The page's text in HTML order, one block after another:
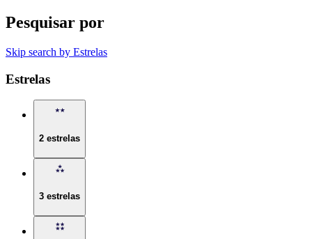
Pesquisar por
Skip search by Estrelas
Estrelas
2 estrelas
3 estrelas